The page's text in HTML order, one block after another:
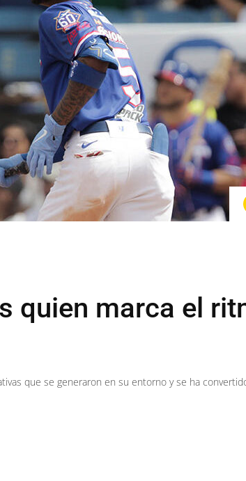
quien marca el
que se generaron en su entorno y se ha